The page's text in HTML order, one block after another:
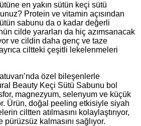
en yakın sütün keçi sütü
Protein ve vitamin açısından
sabunu da o kadar değerli
cilde yararları da hiç azımsanacak
ve cildin daha genç ve taze
ciltteki çeşitli lekelenmeleri
özel bileşenlerle
Beauty Keçi Sütü Sabunu bol
magnezyum, selenyum ve küçük
Ürün, doğal peeling etkisiyle siyah
ciltten atılmasını kolaylaştırıyor,
kalmasını sağlıyor.